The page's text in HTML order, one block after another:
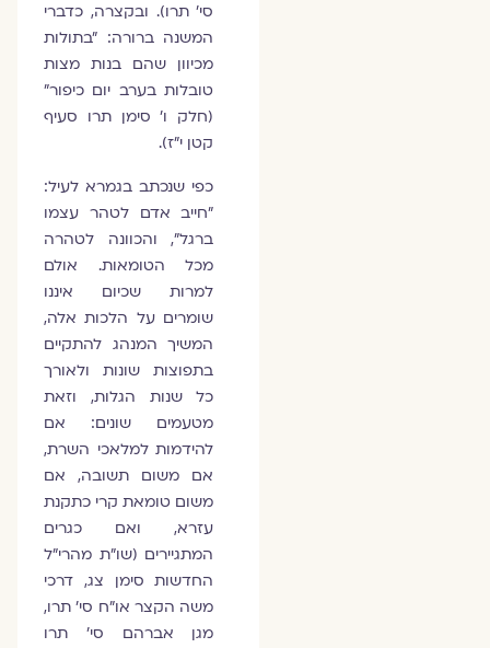
סי' תרו). ובקצרה, כדברי
המשנה ברורה: ״בתולות
מכיוון שהם בנות מצות
טובלות בערב יום כיפור״
(חלק ו' סימן תרו סעיף
קטן י״ז).
כפי שנכתב בגמרא לעיל:
"חייב אדם לטהר עצמו
ברגל", והכוונה לטהרה
מכל הטומאות. אולם
למרות שכיום איננו
שומרים על הלכות אלה,
המשיך המנהג להתקיים
בתפוצות שונות ולאורך
כל שנות הגלות, וזאת
מטעמים שונים: אם
להידמות למלאכי השרת,
אם משום תשובה, אם
משום טומאת קרי כתקנת
עזרא, ואם כגרים
המתגיירים (שו"ת מהרי"ל
החדשות סימן צג, דרכי
משה הקצר או"ח סי' תרו,
מגן אברהם סי' תרו